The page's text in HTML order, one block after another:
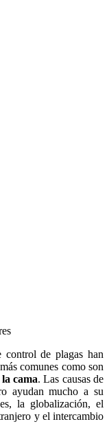
control de plagas han
comunes como son
cama. Las causas de
ayudan mucho a su
la globalización, el
y el intercambio